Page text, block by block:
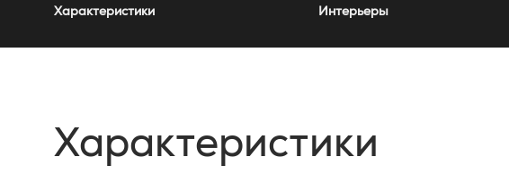
Характеристики Интерьеры
Характеристики